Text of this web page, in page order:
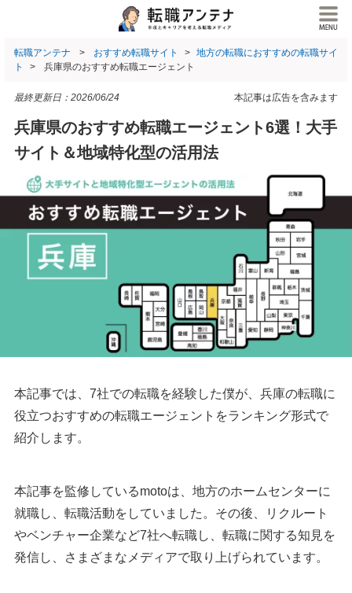
転職アンテナ おすすめ転職サイト
地方の転職におすすめの転職サイ
ト
兵庫県のおすすめ転職エージェント
本記事は広告を含みます
最終更新日： 2026/06/24
兵庫県のおすすめ転職エージェント6選！大手
サイト＆地域特化型の活用法
本記事では、7社での転職を経験した僕が、兵庫の転職に
役立つおすすめの転職エージェントをランキング形式で
紹介します。
本記事を監修しているmotoは、地方のホームセンターに
就職し、転職活動をしていました。その後、リクルート
やベンチャー企業など7社へ転職し、転職に関する知見を
発信し、さまざまなメディアで取り上げられています。